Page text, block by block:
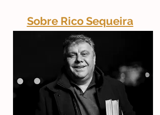
Sobre Rico Sequeira